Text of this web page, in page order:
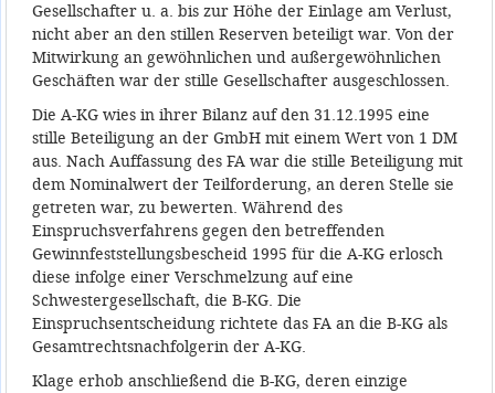
Gesellschafter u. a. bis zur Höhe der Einlage am Verlust,
nicht aber an den stillen Reserven beteiligt war. Von der
Mitwirkung an gewöhnlichen und außergewöhnlichen
Geschäften war der stille Gesellschafter ausgeschlossen.
Die A-KG wies in ihrer Bilanz auf den 31.12.1995 eine
stille Beteiligung an der GmbH mit einem Wert von 1 DM
aus. Nach Auffassung des FA war die stille Beteiligung mit
dem Nominalwert der Teilforderung, an deren Stelle sie
getreten war, zu bewerten. Während des
Einspruchsverfahrens gegen den betreffenden
Gewinnfeststellungsbescheid 1995 für die A-KG erlosch
diese infolge einer Verschmelzung auf eine
Schwestergesellschaft, die B-KG. Die
Einspruchsentscheidung richtete das FA an die B-KG als
Gesamtrechtsnachfolgerin der A-KG.
Klage erhob anschließend die B-KG, deren einzige